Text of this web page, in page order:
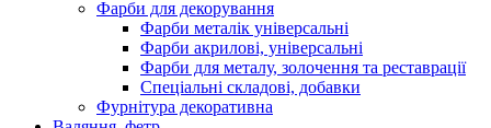
Фарби для декорування
Фарби металік універсальні
Фарби акрилові, універсальні
Фарби для металу, золочення та реставрації
Спеціальні складові, добавки
Фурнітура декоративна